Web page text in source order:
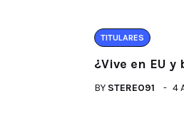
TITULARES
¿Vive en EU
BY STEREO91 4